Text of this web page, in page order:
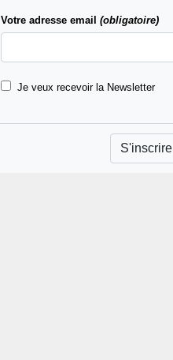
Votre adresse email (obligatoire)
Je veux recevoir la Newsletter